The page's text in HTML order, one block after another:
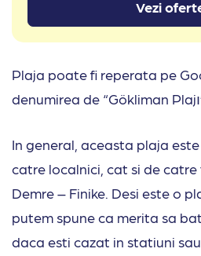
Vezi
Plaja poate fi reperata pe
denumirea de “Gökliman
In general, aceasta plaja
catre localnici, cat si de
Demre – Finike. Desi este o
putem spune ca merita sa
daca esti cazat in statiuni